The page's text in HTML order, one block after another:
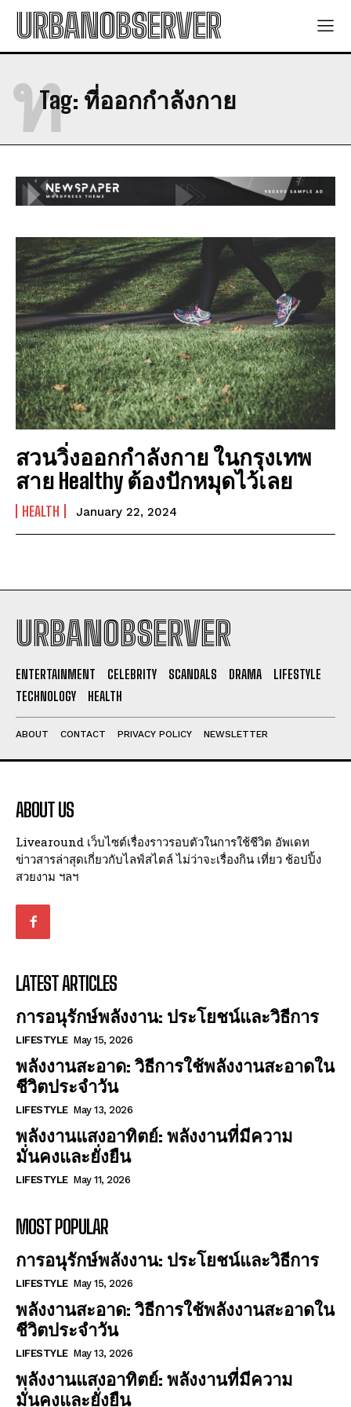
I've read and accept the
URBANOBSERVER
Tag: ที่ออกกำลังกาย
ท
สวนวิ่งออกกำลังกาย ในกรุงเทพ
สาย Healthy ต้องปักหมุดไว้เลย
HEALTH January 22, 2024
URBANOBSERVER
ENTERTAINMENT CELEBRITY SCANDALS DRAMA
LIFESTYLE
TECHNOLOGY
HEALTH
ABOUT CONTACT PRIVACY POLICY NEWSLETTER
ABOUT US
Livearound เว็บไซต์เรื่องราวรอบตัวในการใช้ชีวิต อัพเดท
ข่าวสารล่าสุดเกี่ยวกับไลฟ์สไตล์ ไม่ว่าจะเรื่องกิน เที่ยว ช้อปปิ้ง
สวยงาม ฯลฯ
LATEST ARTICLES
การอนุรักษ์พลังงาน: ประโยชน์และวิธีการ
LIFESTYLE May 15, 2026
พลังงานสะอาด: วิธีการใช้พลังงานสะอาดใน
ชีวิตประจำวัน
LIFESTYLE May 13, 2026
พลังงานแสงอาทิตย์: พลังงานที่มีความ
มั่นคงและยั่งยืน
LIFESTYLE May 11, 2026
MOST POPULAR
การอนุรักษ์พลังงาน: ประโยชน์และวิธีการ
LIFESTYLE May 15, 2026
พลังงานสะอาด: วิธีการใช้พลังงานสะอาดใน
ชีวิตประจำวัน
LIFESTYLE May 13, 2026
พลังงานแสงอาทิตย์: พลังงานที่มีความ
มั่นคงและยั่งยืน